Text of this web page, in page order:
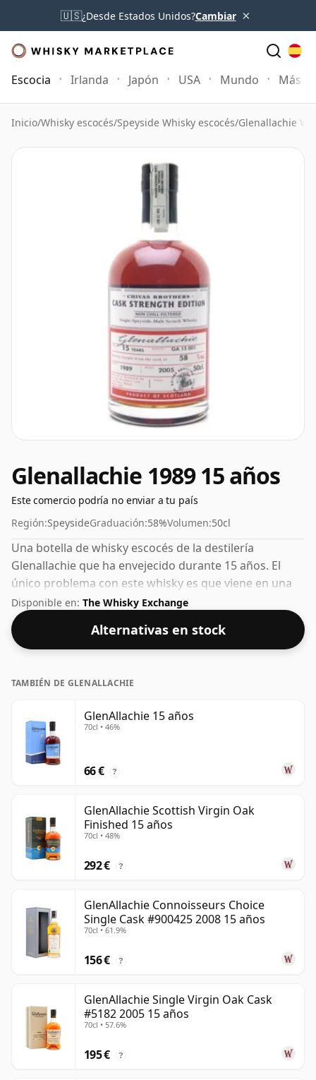
🇺🇸¿Desde Estados Unidos?Cambiar ×
Escocia Irlanda Japón USA Mundo Más
Inicio/Whisky escocés/Speyside Whisky escocés/Glenallachie
Glenallachie 1989 15 años
Este comercio podría no enviar a tu país
Región:SpeysideGraduación:58%Volumen:50cl
Una botella de whisky escocés de la destilería
Glenallachie que ha envejecido durante 15 años. El
único problema con este whisky es que viene en una
botella de 50 cl y podría consumirse demasiado
rápido.
Disponible en: The Whisky Exchange
Alternativas en stock
TAMBIÉN DE GLENALLACHIE
GlenAllachie 15 años
70cl • 46%
66 € ?
GlenAllachie Scottish Virgin Oak
Finished 15 años
70cl • 48%
292 € ?
GlenAllachie Connoisseurs Choice
Single Cask #900425 2008 15 años
70cl • 61.9%
156 € ?
GlenAllachie Single Virgin Oak Cask
#5182 2005 15 años
70cl • 57.6%
195 € ?